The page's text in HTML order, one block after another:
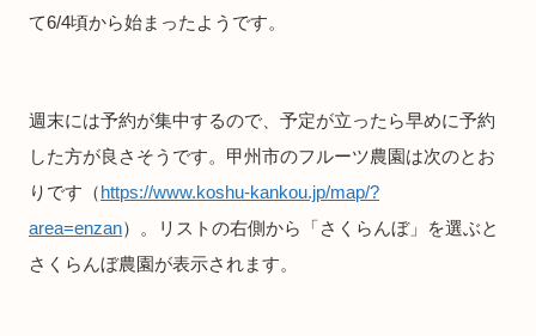
て6/4頃から始まったようです。
週末には予約が集中するので、予定が立ったら早めに予約
した方が良さそうです。甲州市のフルーツ農園は次のとお
りです（https://www.koshu-kankou.jp/map/?
area=enzan）。リストの右側から「さくらんぼ」を選ぶと
さくらんぼ農園が表示されます。